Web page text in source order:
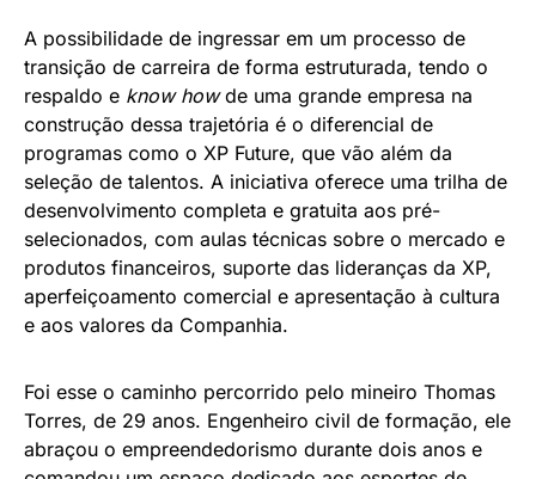
A possibilidade de ingressar em um processo de
transição de carreira de forma estruturada, tendo o
respaldo e know howde uma grande empresa na
construção dessa trajetória é o diferencial de
programas como o XP Future, que vão além da
seleção de talentos. A iniciativa oferece uma trilha de
desenvolvimento completa e gratuita aos pré-
selecionados, com aulas técnicas sobre o mercado e
produtos financeiros, suporte das lideranças da XP,
aperfeiçoamento comercial e apresentação à cultura
e aos valores da Companhia.
Foi esse o caminho percorrido pelo mineiro Thomas
Torres, de 29 anos. Engenheiro civil de formação, ele
abraçou o empreendedorismo durante dois anos e